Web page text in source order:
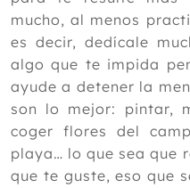
mucho, al menos
es decir, dedícale
algo que te impida
ayude a detener la
son lo mejor: pintar,
coger flores del
playa… lo que sea que
que te guste, eso que